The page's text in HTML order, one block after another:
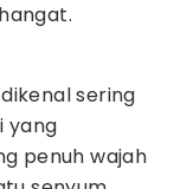
sering
yang
penuh wajah